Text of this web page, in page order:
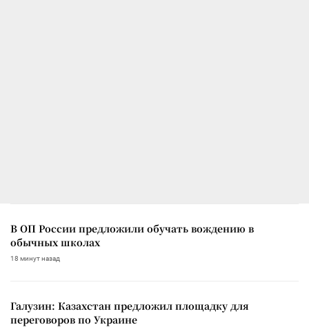
В ОП России предложили обучать вождению в
обычных школах
18 минут назад
Галузин: Казахстан предложил площадку для
переговоров по Украине